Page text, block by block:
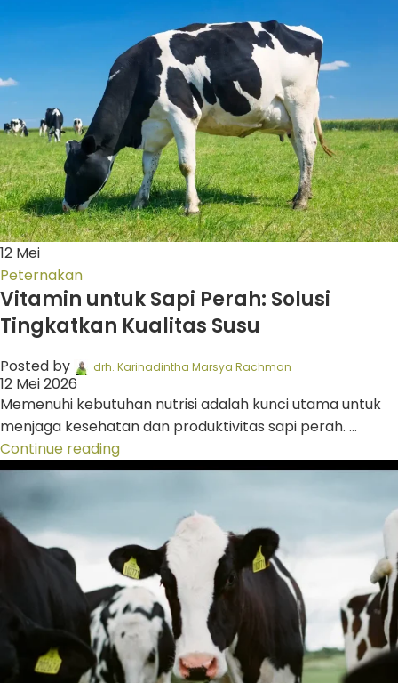
12 Mei
Peternakan
Vitamin untuk Sapi Perah: Solusi
Tingkatkan Kualitas Susu
Posted by drh. Karinadintha Marsya Rachman
12 Mei 2026
Memenuhi kebutuhan nutrisi adalah kunci utama untuk
menjaga kesehatan dan produktivitas sapi perah. ...
Continue reading